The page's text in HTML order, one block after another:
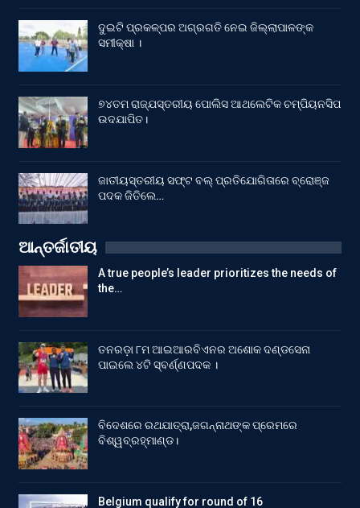
ଦୁଇଟି ପ୍ରକଳ୍ପର ଅଗ୍ରଗତି ନେଇ ଜିଲ୍ଲାପାଳଙ୍କ
ସମୀକ୍ଷା ।
୭୪ତମ ରାଜ୍ଯସ୍ତରୀୟ ପୋଲିସ ଆଥଲେଟିକ ଚମ୍ପିୟନସିପ
ଉଦଯାପିତ।
ଜାତୀୟସ୍ତରୀୟ ସଫ୍ଟ ବଲ୍ ପ୍ରତିଯୋଗିତାରେ ବ୍ରୋଞ୍ଜ
ପଦକ ଜିତିଲେ…
ଆନ୍ତର୍ଜାତୀୟ
A true people’s leader prioritizes the needs of
the…
ତନରଡ଼ା ୮ମ ଆଇଆରବିଏନର ଅଶୋକ ଦଣ୍ଡସେନା
ପାଇଲେ ୪ଟି ସ୍ବର୍ଣ୍ଣପଦକ ।
ବିଦେଶରେ ରଥଯାତ୍ରା,ଜଗନ୍ନାଥଙ୍କ ପ୍ରେମରେ
ବିଶ୍ୱବ୍ରହ୍ମାଣ୍ଡ।
Belgium qualify for round of 16